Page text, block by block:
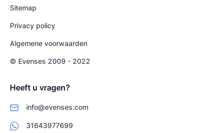
Sitemap
Privacy policy
Algemene voorwaarden
© Evenses 2009 - 2022
Heeft u vragen?
info@evenses.com
31643977699